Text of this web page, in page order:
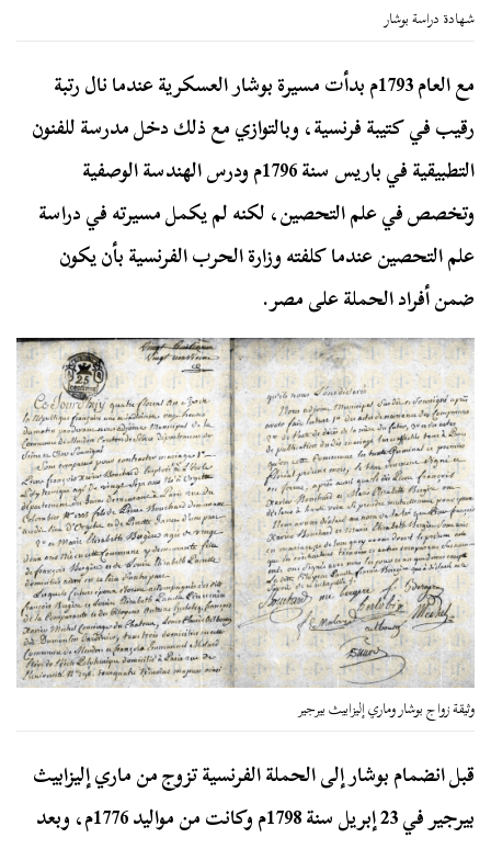
شهادة دراسة بوشار
مع العام 1793م بدأت مسيرة بوشار العسكرية عندما نال رتبة
رقيب في كتيبة فرنسية، وبالتوازي مع ذلك دخل مدرسة للفنون
التطبيقية في باريس سنة 1796م ودرس الهندسة الوصفية
وتخصص في علم التحصين، لكنه لم يكمل مسيرته في دراسة
علم التحصين عندما كلفته وزارة الحرب الفرنسية بأن يكون
ضمن أفراد الحملة على مصر.
وثيقة زواج بوشار وماري إليزابيث بيرجير
قبل انضمام بوشار إلى الحملة الفرنسية تزوج من ماري إليزابيث
بيرجير في 23 إبريل سنة 1798م وكانت من مواليد 1776م، وبعد